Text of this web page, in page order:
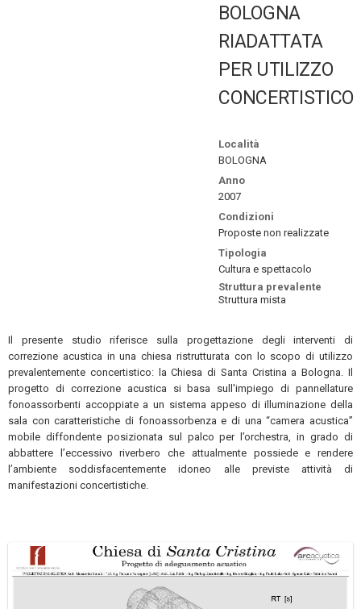
BOLOGNA
RIADATTATA
PER UTILIZZO
CONCERTISTICO
Località
BOLOGNA
Anno
2007
Condizioni
Proposte non realizzate
Tipologia
Cultura e spettacolo
Struttura prevalente
Struttura mista
Il presente studio riferisce sulla progettazione degli interventi di
correzione acustica in una chiesa ristrutturata con lo scopo di utilizzo
prevalentemente concertistico: la Chiesa di Santa Cristina a Bologna. Il
progetto di correzione acustica si basa sull'impiego di pannellature
fonoassorbenti accoppiate a un sistema appeso di illuminazione della
sala con caratteristiche di fonoassorbenza e di una “camera acustica”
mobile diffondente posizionata sul palco per l’orchestra, in grado di
abbattere l’eccessivo riverbero che attualmente possiede e rendere
l’ambiente soddisfacentemente idoneo alle previste attività di
manifestazioni concertistiche.